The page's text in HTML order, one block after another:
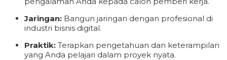
Jaringan: Bangun jaringan dengan profesional di
industri bisnis digital.
Praktik: Terapkan pengetahuan dan keterampilan
yang Anda pelajari dalam proyek nyata.